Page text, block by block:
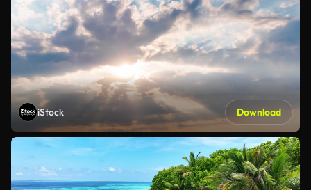
iStock Download